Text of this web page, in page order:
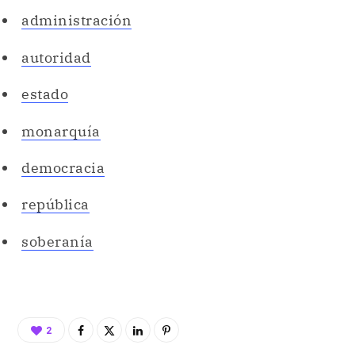
administración
autoridad
estado
monarquía
democracia
república
soberanía
2